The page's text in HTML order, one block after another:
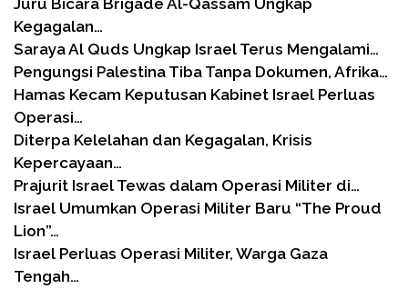
Juru Bicara Brigade Al-Qassam Ungkap
Kegagalan…
Saraya Al Quds Ungkap Israel Terus Mengalami…
Pengungsi Palestina Tiba Tanpa Dokumen, Afrika…
Hamas Kecam Keputusan Kabinet Israel Perluas
Operasi…
Diterpa Kelelahan dan Kegagalan, Krisis
Kepercayaan…
Prajurit Israel Tewas dalam Operasi Militer di…
Israel Umumkan Operasi Militer Baru “The Proud
Lion”…
Israel Perluas Operasi Militer, Warga Gaza
Tengah…